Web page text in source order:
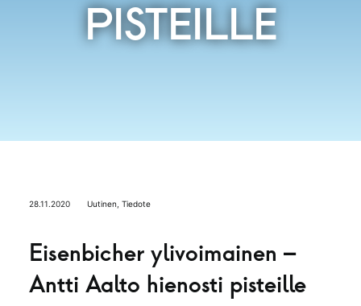
PISTEILLE
28.11.2020 Uutinen Tiedote
Eisenbicher ylivoimainen –
Antti Aalto hienosti pisteille